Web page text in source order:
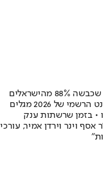
נתונים דרמטיים שנחשפים מתוך מדד האינטרנט הרשמי של 2026 מגלים
• בזמן שרשתות ענק
וינר וירדן אמיר, עורכי